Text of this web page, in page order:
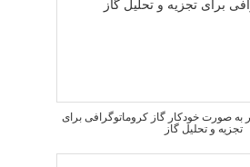
به صورت خودکار گاز کروماتوگرافی برای
تجزیه و تحلیل گاز